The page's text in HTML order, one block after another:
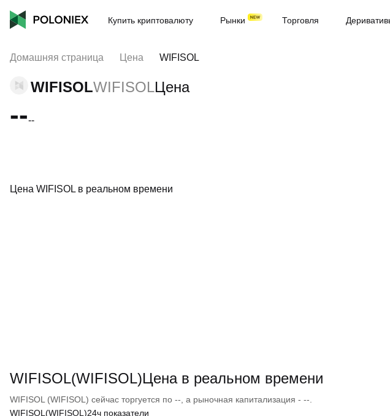
Купить криптовалюту Рынки Торговля
Домашняя страница Цена WIFISOL
WIFISOLWIFISOLЦена
----
Цена WIFISOL в реальном времени
WIFISOL(WIFISOL)Цена в реальном времени
WIFISOL (WIFISOL) сейчас торгуется по --, а рыночная капитализация - --.
WIFISOL(WIFISOL)24ч показатели